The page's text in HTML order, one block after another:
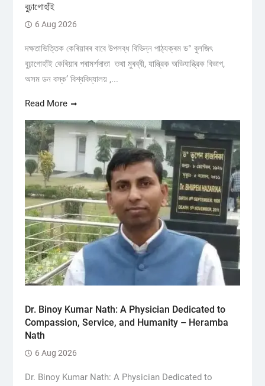
বুঢ়াগোহাঁই
6 Aug 2026
দক্ষতাভিত্তিক কেৰিয়াৰৰ বাবে উপলব্ধ বিভিন্ন পাঠ্যক্ৰম ড° বুলজিৎ
বুঢ়াগোহাঁই কেৰিয়াৰ পৰামৰ্শদাতা তথা মুৰব্বী, যান্ত্রিক অভিযান্ত্রিক বিভাগ,
অসম ডন বস্ক’ বিশ্ববিদ্যালয় ,...
Read More
Dr. Binoy Kumar Nath: A Physician Dedicated to
Compassion, Service, and Humanity – Heramba
Nath
6 Aug 2026
Dr. Binoy Kumar Nath: A Physician Dedicated to